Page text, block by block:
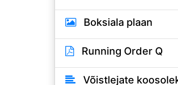
Boksiala plaan
Running Order Q
Võistlejate